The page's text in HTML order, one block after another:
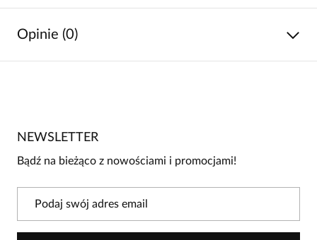
Opinie (0)
Bądź pierwszą osobą, która podzieli się opinią o tym
W naszej witrynie opinie mogą dodawać tylko
NEWSLETTER
Bądź na bieżąco z nowościami i promocjami!